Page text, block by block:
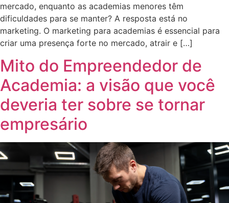
mercado, enquanto as academias menores têm
dificuldades para se manter? A resposta está no
marketing. O marketing para academias é essencial para
criar uma presença forte no mercado, atrair e […]
Mito do Empreendedor de
Academia: a visão que você
deveria ter sobre se tornar
empresário